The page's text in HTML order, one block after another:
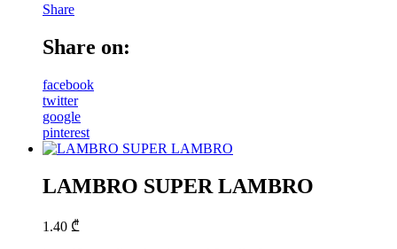
Share
Share on:
facebook
twitter
google
pinterest
LAMBRO SUPER LAMBRO
1.40 ₾